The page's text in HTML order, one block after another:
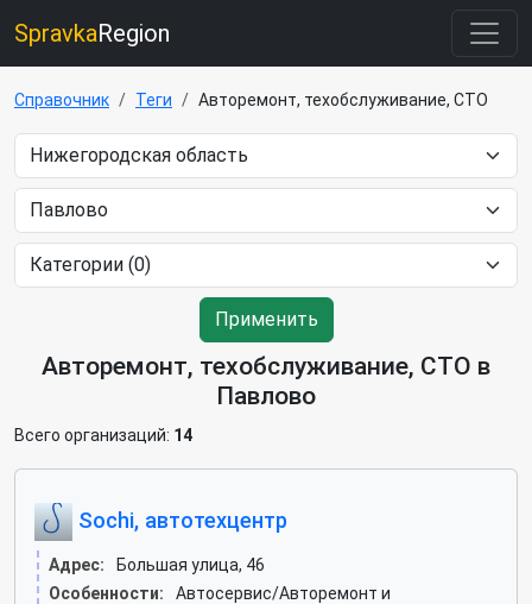
SpravkaRegion
Справочник Теги Авторемонт, техобслуживание, СТО
Применить
Авторемонт, техобслуживание, СТО в
Павлово
Всего организаций: 14
Sochi, автотехцентр
Адрес:
Большая улица, 46
Особенности:
Автосервис/Авторемонт и